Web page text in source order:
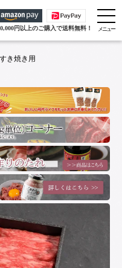
円以上のご購入で送料無料！
き焼き用